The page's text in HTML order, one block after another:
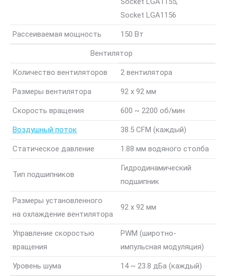
Socket LGA1156
Рассеиваемая мощность 150 Вт
Вентилятор
Количество вентиляторов 2 вентилятора
Размеры вентилятора 92 x 92 мм
Скорость вращения 600 ~ 2200 об/мин
Воздушный поток 38.5 CFM (каждый)
Статическое давление 1.88 мм водяного столба
Тип подшипников
Гидродинамический
подшипник
Размеры установленного
на охлаждение вентилятора
92 x 92 мм
Управление скоростью
вращения
PWM (широтно-
импульсная модуляция)
Уровень шума 14 ~ 23.8 дБа (каждый)